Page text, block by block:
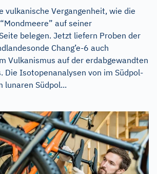
vulkanische Vergangenheit, wie die
auf seiner
belegen. Jetzt liefern Proben der
Chang’e-6 auch
Vulkanismus auf der erdabgewandten
Die Isotopenanalysen von im Südpol-
lunaren Südpol...